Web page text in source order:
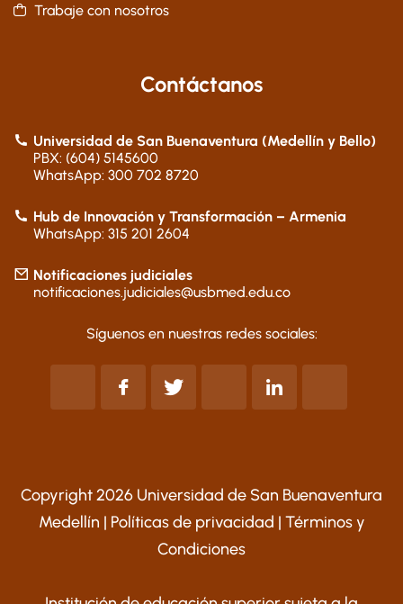
Trabaje con nosotros
Contáctanos
Universidad de San Buenaventura (Medellín y Bello)
PBX: (604) 5145600
WhatsApp: 300 702 8720
Hub de Innovación y Transformación – Armenia
WhatsApp: 315 201 2604
Notificaciones judiciales
notificaciones.judiciales@usbmed.edu.co
Síguenos en nuestras redes sociales:
Copyright 2026 Universidad de San Buenaventura
Medellín | Políticas de privacidad | Términos y
Condiciones